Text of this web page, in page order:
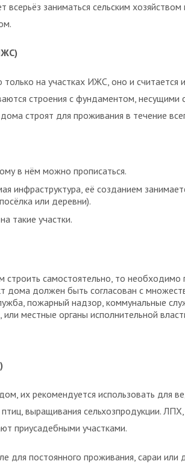
заниматься сельским хозяйством
на участках ИЖС, оно и считается
строения с фундаментом, несущими
строят для проживания в течение
в нём можно прописаться.
инфраструктура, её созданием
или деревни).
такие участки.
строить самостоятельно, то необходимо
дома должен быть согласован с
пожарный надзор, коммунальные
местные органы исполнительной
их рекомендуется использовать для
выращивания сельхозпродукции.
приусадебными участками.
постоянного проживания, сараи или